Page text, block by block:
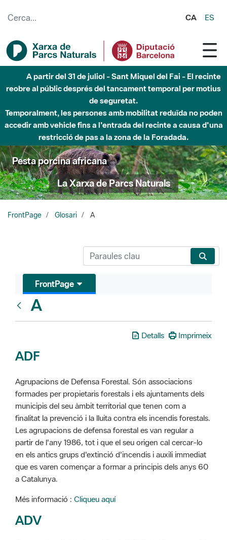
CA ES
A partir del 31 de juliol - Sant Miquel del Fai - El recinte
reobre al públic després del tancament temporal per motius
de seguretat.
Temporalment, les persones amb mobilitat reduïda no poden
accedir amb vehicle fins a l'entrada del recinte a causa d'una
restricció de pas a la zona de la Foradada.
Pesta porcina africana
La Xarxa de Parcs Naturals
FrontPage Glosari A
FrontPage
A
Detalls Imprimeix
ADF
Agrupacions de Defensa Forestal. Són associacions
formades per propietaris forestals i els ajuntaments dels
municipis del seu àmbit territorial que tenen com a
finalitat la prevenció i la lluita contra els incendis forestals.
Les agrupacions de defensa forestal es van regular a
partir de l'any 1986, tot i que el seu origen cal cercar-lo
en els antics grups d'extinció d'incendis i auxili immediat
que es varen començar a formar a principis dels anys 60
a Catalunya.
Més informació : Cliqueu aquí
ADV